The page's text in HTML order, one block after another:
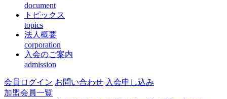
document
トピックス
topics
法人概要
corporation
入会のご案内
admission
会員ログイン お問い合わせ 入会申し込み
加盟会員一覧